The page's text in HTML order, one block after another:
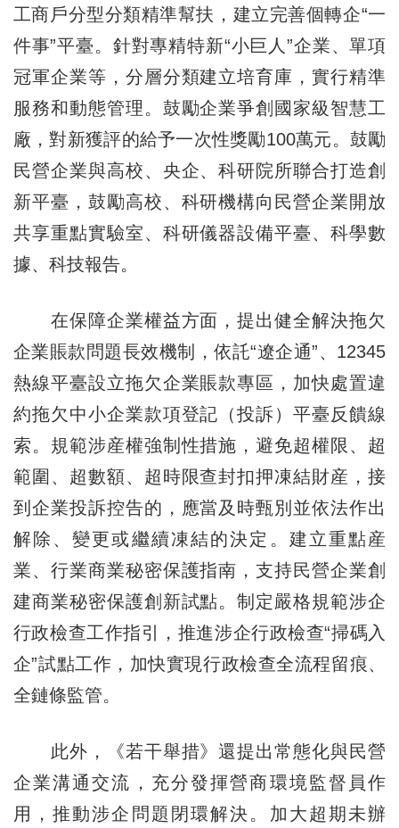
工商戶分型分類精準幫扶，建立完善個轉企“一
件事”平臺。針對專精特新“小巨人”企業、單項
冠軍企業等，分層分類建立培育庫，實行精準
服務和動態管理。鼓勵企業爭創國家級智慧工
廠，對新獲評的給予一次性獎勵100萬元。鼓勵
民營企業與高校、央企、科研院所聯合打造創
新平臺，鼓勵高校、科研機構向民營企業開放
共享重點實驗室、科研儀器設備平臺、科學數
據、科技報告。
在保障企業權益方面，提出健全解決拖欠
企業賬款問題長效機制，依託“遼企通”、12345
熱線平臺設立拖欠企業賬款專區，加快處置違
約拖欠中小企業款項登記（投訴）平臺反饋線
索。規範涉産權強制性措施，避免超權限、超
範圍、超數額、超時限查封扣押凍結財産，接
到企業投訴控告的，應當及時甄別並依法作出
解除、變更或繼續凍結的決定。建立重點産
業、行業商業秘密保護指南，支持民營企業創
建商業秘密保護創新試點。制定嚴格規範涉企
行政檢查工作指引，推進涉企行政檢查“掃碼入
企”試點工作，加快實現行政檢查全流程留痕、
全鏈條監管。
此外，《若干舉措》還提出常態化與民營
企業溝通交流，充分發揮營商環境監督員作
用，推動涉企問題閉環解決。加大超期未辦